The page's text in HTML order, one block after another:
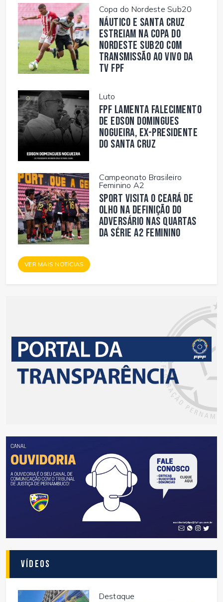
Copa do Nordeste Sub20
Náutico e Santa Cruz
estreiam na Copa do
Nordeste Sub20 com
transmissão ao vivo da
TV FPF
Luto
FPF lamenta falecimento
de Edson Domingues
Nogueira, ex-presidente
do Santa Cruz
Campeonato Brasileiro
Feminino A2
Sport visita o Ceará de
olho na definição do
adversário nas quartas
da Série A2 Feminino
VER MAIS NOTÍCIAS
Vídeos
Destaque